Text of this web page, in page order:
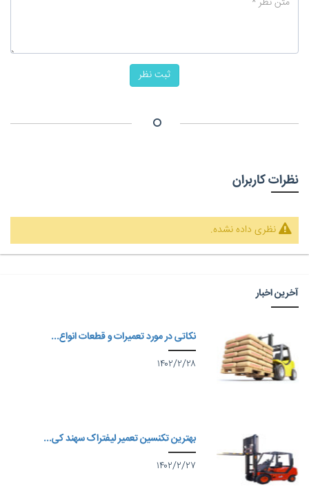
ثبت نظر
نظرات کاربران
نظری داده نشده.
آخرین اخبار
نکاتی در مورد تعمیرات و قطعات انواع...
۱۴۰۲/۲/۲۸
بهترین تکنسین تعمیر لیفتراک سهند کی...
۱۴۰۲/۲/۲۷